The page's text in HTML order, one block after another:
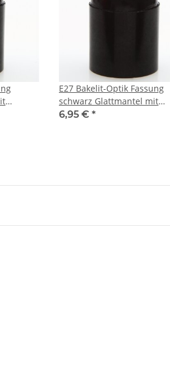
E27 Bakelit-Optik Fassung
schwarz Glattmantel mit
Zugentlaster Metall Messing
6,95 € *